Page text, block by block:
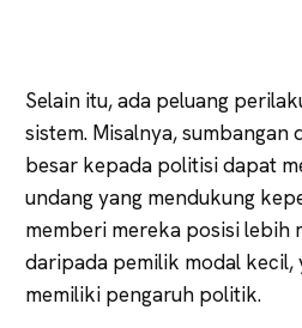
Selain itu, ada peluang
sistem. Misalnya,
besar kepada politisi dapat
undang yang mendukung
memberi mereka posisi lebih
daripada pemilik modal kecil,
memiliki pengaruh politik.